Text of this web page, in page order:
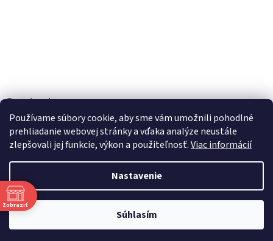
Používame súbory cookie, aby sme vám umožnili pohodlné
prehliadanie webovej stránky a vďaka analýze neustále
zlepšovali jej funkcie, výkon a použiteľnosť.Viac informácií
Nastavenie
Súhlasím
Facebook
Vytvoril Shoptet
Copyright 2026TOBEL s.r.o.. Všetky práva vyhradené.Upraviť
nastavenie cookies
Zobraziť